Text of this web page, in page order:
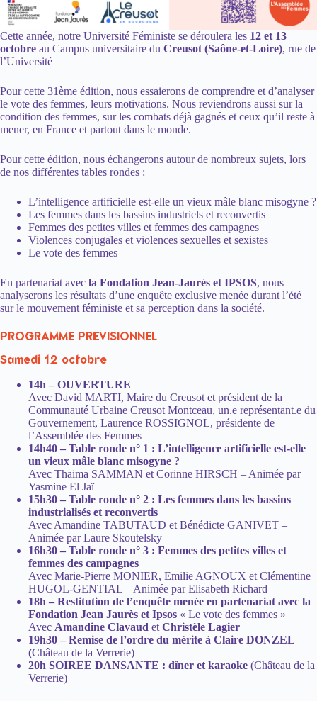
Cette année, notre Université Féministe se déroulera les 12 et 13
octobre au Campus universitaire du Creusot (Saône-et-Loire), rue de
l’Université
Pour cette 31ème édition, nous essaierons de comprendre et d’analyser
le vote des femmes, leurs motivations. Nous reviendrons aussi sur la
condition des femmes, sur les combats déjà gagnés et ceux qu’il reste à
mener, en France et partout dans le monde.
Pour cette édition, nous échangerons autour de nombreux sujets, lors
de nos différentes tables rondes :
L’intelligence artificielle est-elle un vieux mâle blanc misogyne ?
Les femmes dans les bassins industriels et reconvertis
Femmes des petites villes et femmes des campagnes
Violences conjugales et violences sexuelles et sexistes
Le vote des femmes
En partenariat avec la Fondation Jean-Jaurès et IPSOS, nous
analyserons les résultats d’une enquête exclusive menée durant l’été
sur le mouvement féministe et sa perception dans la société.
PROGRAMME PREVISIONNEL
Samedi 12 octobre
14h – OUVERTURE
Avec David MARTI, Maire du Creusot et président de la
Communauté Urbaine Creusot Montceau, un.e représentant.e du
Gouvernement, Laurence ROSSIGNOL, présidente de
l’Assemblée des Femmes
14h40 – Table ronde n° 1 : L’intelligence artificielle est-elle
un vieux mâle blanc misogyne ?
Avec Thaima SAMMAN et Corinne HIRSCH – Animée par
Yasmine El Jaï
15h30 – Table ronde n° 2 : Les femmes dans les bassins
industrialisés et reconvertis
Avec Amandine TABUTAUD et Bénédicte GANIVET –
Animée par Laure Skoutelsky
16h30 – Table ronde n° 3 : Femmes des petites villes et
femmes des campagnes
Avec Marie-Pierre MONIER, Emilie AGNOUX et Clémentine
HUGOL-GENTIAL – Animée par Elisabeth Richard
18h – Restitution de l’enquête menée en partenariat avec la
Fondation Jean Jaurès et Ipsos « Le vote des femmes »
Avec Amandine Clavaud et Christèle Lagier
19h30 – Remise de l’ordre du mérite à Claire DONZEL
(Château de la Verrerie)
20h SOIREE DANSANTE : dîner et karaoke (Château de la
Verrerie)